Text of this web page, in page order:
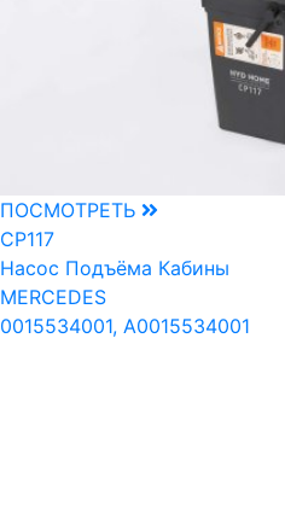
ПОСМОТРЕТЬ
CP117
Насос Подъёма Кабины
MERCEDES
0015534001, A0015534001